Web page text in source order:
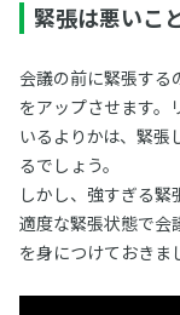
緊張は悪いこ
会議の前に緊張する
をアップさせます。
いるよりかは、緊張
るでしょう。
しかし、強すぎる緊
適度な緊張状態で会
を身につけておきま